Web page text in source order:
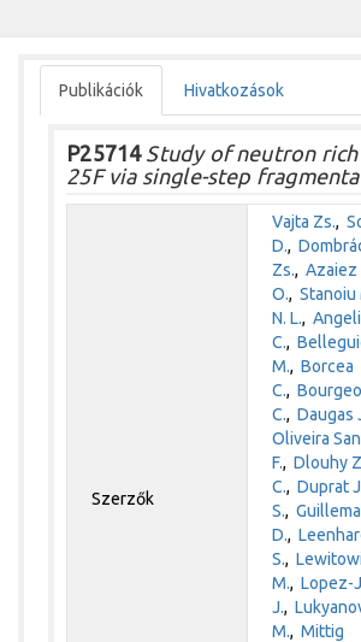
Publikációk Hivatkozások
P25714Study of neutron rich
25F via single-step
Szerzők
Vajta Zs.,
D.,
Zs.,Azaiez
O.,Stanoiu
N. L.,
C.,
M.,Borcea
C.,
C.,Daugas
Oliveira
F.,Dlouhy
C.,Duprat
S.,
D.,
S.,
M.,Lopez-
J.,
M.,Mittig